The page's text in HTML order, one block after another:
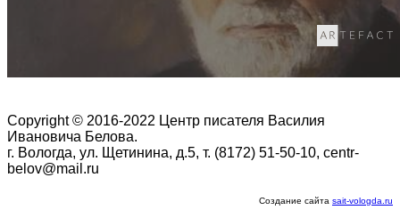
Copyright © 2016-2022 Центр писателя Василия
Ивановича Белова.
г. Вологда, ул. Щетинина, д.5, т. (8172) 51-50-10, centr-
belov@mail.ru
Создание сайта sait-vologda.ru